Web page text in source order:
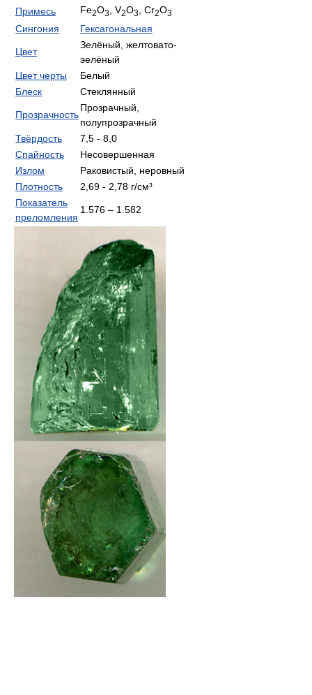
Примесь Fe2O3 , V2O3 , Cr2O3
Сингония Гексагональная
Цвет
Зелёный, желтовато-
эелёный
Цвет черты
Белый
Блеск
Стеклянный
Прозрачность
Прозрачный,
полупрозрачный
Твёрдость
7,5 - 8,0
Спайность
Несовершенная
Излом
Раковистый, неровный
Плотность
2,69 - 2,78 г/см³
Показатель
преломления
1.576 – 1.582